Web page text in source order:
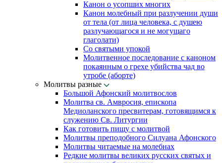
Канон о усопших многих
Канон молебный при разлучении души
от тела (от лица человека, с душею
разлучающагося и не могущаго
глаголати)
Со святыми упокой
Молитвенное последование с каноном
покаянным о грехе убийства чад во
утробе (аборте)
Молитвы разные
Большой Афонский молитвослов
Молитва св. Амвросия, епископа
Медиоланского пресвитерам, готовящимся к
служению Св. Литургии
Как готовить пищу с молитвой
Молитвы преподобного Силуана Афонского
Молитвы читаемые на молебнах
Редкие молитвы великих русских святых и